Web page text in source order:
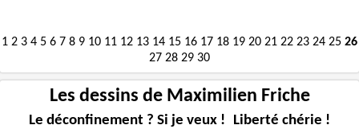
1 2 3 4 5 6 7 8 9 10 11 12 13 14 15 16 17 18 19 20 21 22 23 24 25 26
27 28 29 30
Les dessins de Maximilien Friche
Le déconfinement ? Si je veux ! Liberté chérie !